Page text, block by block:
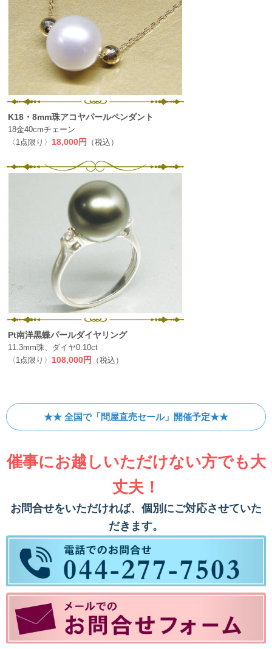
K18・8mm珠アコヤパールペンダント
18金40cmチェーン
〈1点限り〉 18,000円 （税込）
Pt南洋黒蝶パールダイヤリング
11.3mm珠、ダイヤ0.10ct
〈1点限り〉 108,000円 （税込）
★★ 全国で「問屋直売セール」開催予定★★
催事にお越しいただけない方でも大
丈夫！
お問合せをいただければ、個別にご対応させていた
だきます。